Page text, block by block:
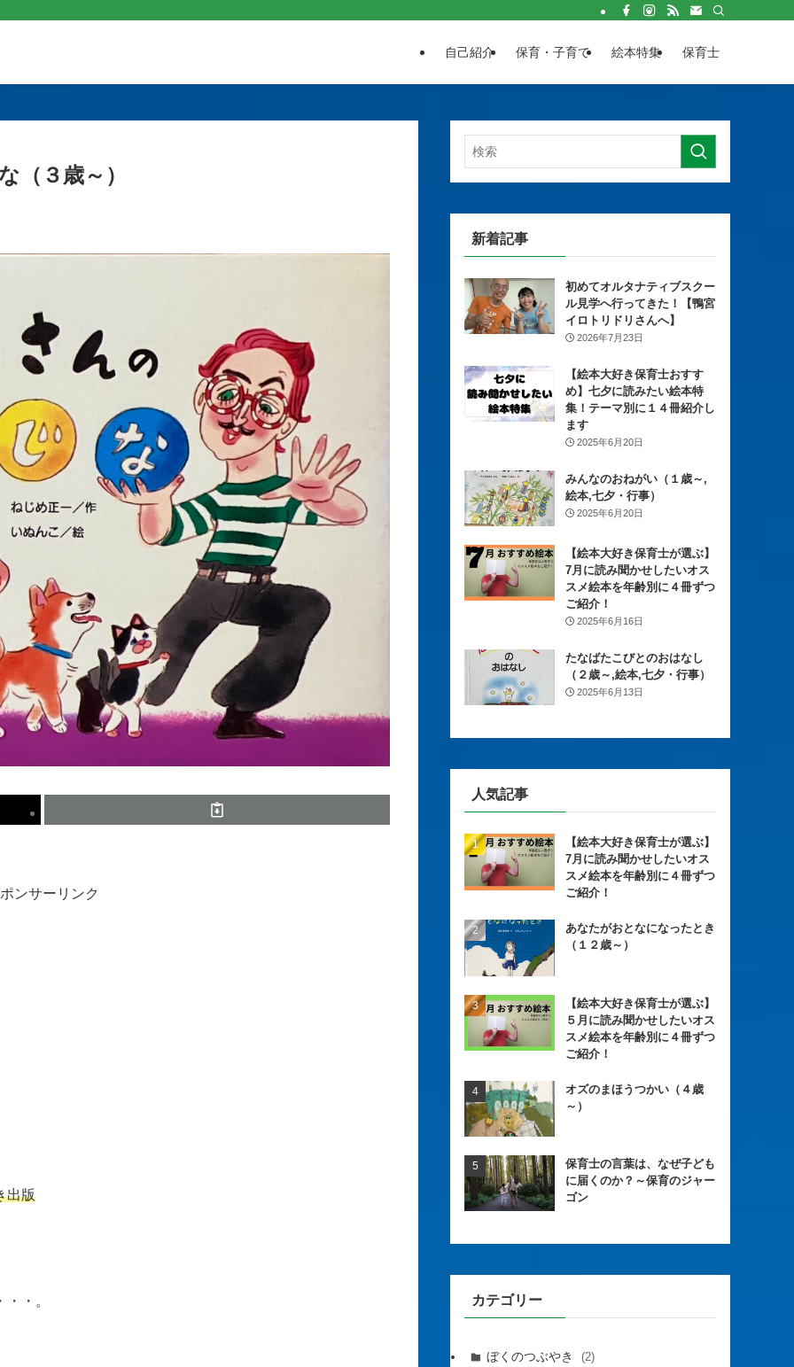
自己紹介 保育・子育て 絵本特集 保育士
（３歳～）
ンサーリンク
出版
・。
新着記事
初めてオルタナティブスクー
ル見学へ行ってきた！【鴨宮
イロトリドリさんへ】
2026年7月23日
【絵本大好き保育士おすす
め】七夕に読みたい絵本特
集！テーマ別に１４冊紹介し
ます
2025年6月20日
みんなのおねがい（１歳～,
絵本,七夕・行事）
2025年6月20日
【絵本大好き保育士が選ぶ】
7月に読み聞かせしたいオス
スメ絵本を年齢別に４冊ずつ
ご紹介！
2025年6月16日
たなばたこびとのおはなし
（２歳～,絵本,七夕・行事）
2025年6月13日
人気記事
【絵本大好き保育士が選ぶ】
7月に読み聞かせしたいオス
スメ絵本を年齢別に４冊ずつ
ご紹介！
あなたがおとなになったとき
（１２歳～）
【絵本大好き保育士が選ぶ】
５月に読み聞かせしたいオス
スメ絵本を年齢別に４冊ずつ
ご紹介！
オズのまほうつかい（４歳
～）
保育士の言葉は、なぜ子ども
に届くのか？～保育のジャー
ゴン
カテゴリー
ぼくのつぶやき (2)